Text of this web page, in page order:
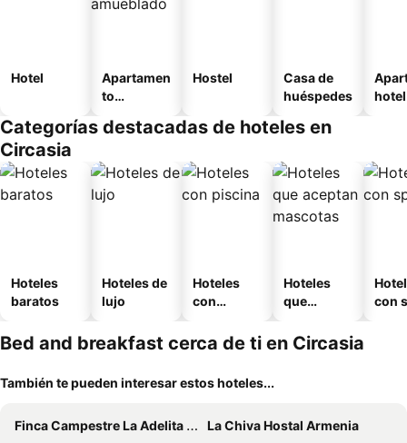
Hotel
Apartamen
to
o
Hostel
Casa de
huéspedes
hotel
Categorías destacadas de hoteles en
Circasia
Hoteles
baratos
Hoteles de
lujo
Hoteles
con
Hoteles
que
mascotas
con
Bed and breakfast cerca de ti en Circasia
También te pueden interesar estos hoteles...
Finca Campestre La Adelita B&B
La Chiva Hostal Armenia